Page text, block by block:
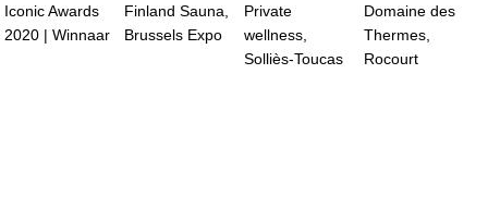
Iconic Awards
2020 | Winnaar
Finland Sauna,
Brussels Expo
Private
wellness,
Solliès-Toucas
Domaine des
Thermes,
Rocourt